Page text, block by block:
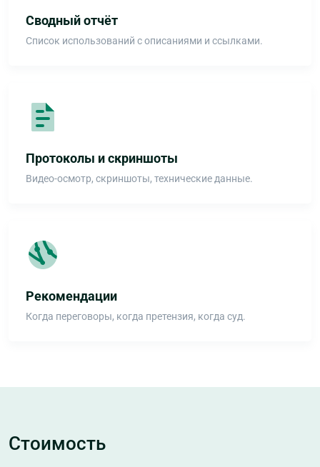
Сводный отчёт
Список использований с описаниями и ссылками.
Протоколы и скриншоты
Видео-осмотр, скриншоты, технические данные.
Рекомендации
Когда переговоры, когда претензия, когда суд.
Стоимость